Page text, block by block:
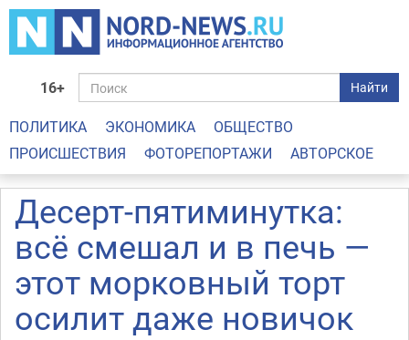
16+ Найти
ПОЛИТИКА ЭКОНОМИКА
ОБЩЕСТВО
ПРОИСШЕСТВИЯ
ФОТОРЕПОРТАЖИ АВТОРСКОЕ
Десерт-пятиминутка:
всё смешал и в печь —
этот морковный торт
осилит даже новичок